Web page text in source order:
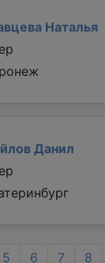
Наталья
Данил
5 6 7 8